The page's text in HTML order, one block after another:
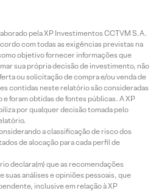
pela XP Investimentos CCTVM S.A.
com todas as exigências previstas na
objetivo fornecer informações que
sua própria decisão de investimento, não
ou solicitação de compra e/ou venda de
contidas neste relatório são consideradas
e foram obtidas de fontes públicas. A XP
por qualquer decisão tomada pelo
a classificação de risco dos
de alocação para cada perfil de
declara(m) que as recomendações
análises e opiniões pessoais, que
inclusive em relação à XP